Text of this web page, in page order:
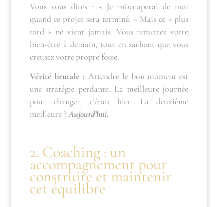
Vous vous dites : « Je m’occuperai de moi
quand ce projet sera terminé. » Mais ce « plus
tard » ne vient jamais. Vous remettez votre
bien-être à demain, tout en sachant que vous
creusez votre propre fosse.
Vérité brutale : Attendre le bon moment est
une stratégie perdante. La meilleure journée
pour changer, c’était hier. La deuxième
meilleure ?Aujourd’hui.
2. Coaching : un
accompagnement pour
construire et maintenir
cet équilibre